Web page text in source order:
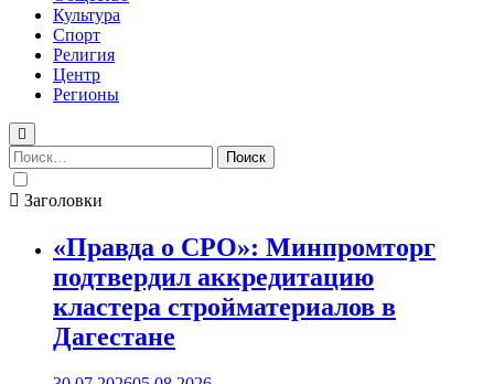
Культура
Спорт
Религия
Центр
Регионы
Найти:
Заголовки
«Правда о СРО»: Минпромторг
подтвердил аккредитацию
кластера стройматериалов в
Дагестане